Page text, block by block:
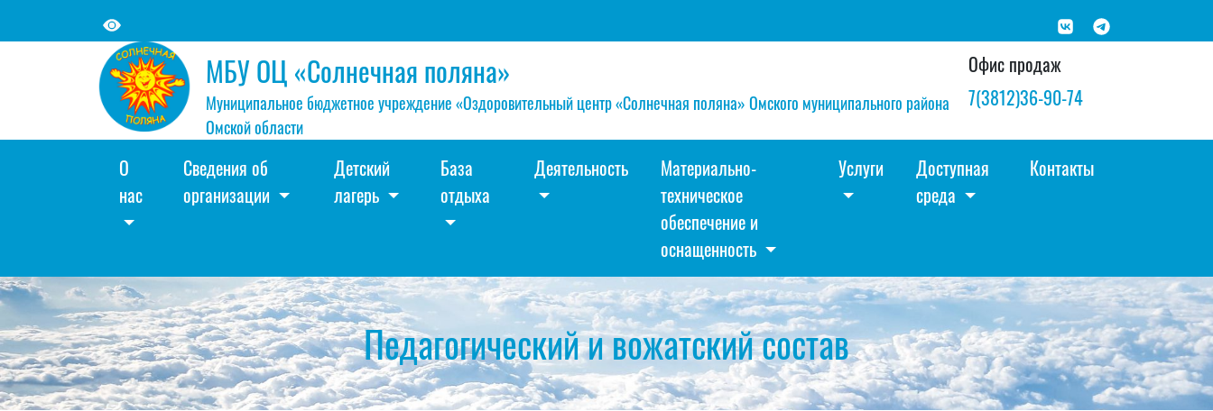
МБУ ОЦ «Солнечная поляна»
Муниципальное бюджетное учреждение «Оздоровительный центр «Солнечная поляна» Омского муниципального района
Омской области
Офис продаж
7(3812)36-90-74
О
нас
Сведения об
организации
Детский
лагерь
База
отдыха
Деятельность
Материально-
техническое
обеспечение и
оснащенность
Услуги
Доступная
среда
Контакты
Педагогический и вожатский состав